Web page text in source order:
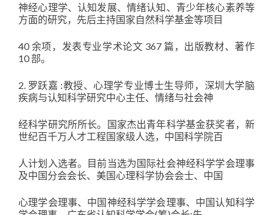
神经心理学、认知发展、情绪认知、青少年核心素养等
方面的研究，先后主持国家自然科学基金等项目
40 余项，发表专业学术论文 367 篇，出版教材、著作
10 部。
2. 罗跃嘉 :教授、心理学专业博士生导师，深圳大学脑
疾病与认知科学研究中心主任、情绪与社会神
经科学研究所所长。国家杰出青年科学基金获奖者，新
世纪百千万人才工程国家级人选，中国科学院百
人计划入选者。目前当选为国际社会神经科学学会理事
及中国分会会长、美国心理科学协会会士、中国
心理学会理事、中国神经科学学会理事、中国认知科学